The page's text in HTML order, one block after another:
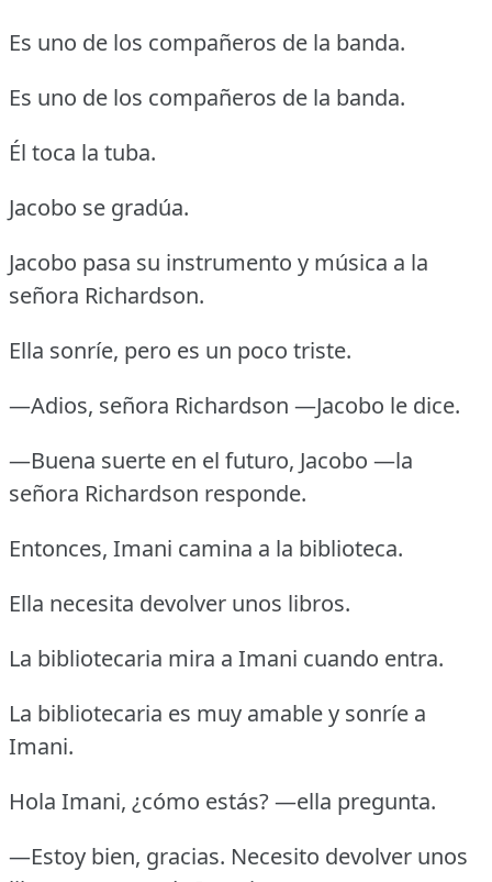
Es uno de los compañeros de la banda.
Es uno de los compañeros de la banda.
Él toca la tuba.
Jacobo se gradúa.
Jacobo pasa su instrumento y música a la
señora Richardson.
Ella sonríe, pero es un poco triste.
—Adios, señora Richardson —Jacobo le dice.
—Buena suerte en el futuro, Jacobo —la
señora Richardson responde.
Entonces, Imani camina a la biblioteca.
Ella necesita devolver unos libros.
La bibliotecaria mira a Imani cuando entra.
La bibliotecaria es muy amable y sonríe a
Imani.
Hola Imani, ¿cómo estás? —ella pregunta.
—Estoy bien, gracias. Necesito devolver unos